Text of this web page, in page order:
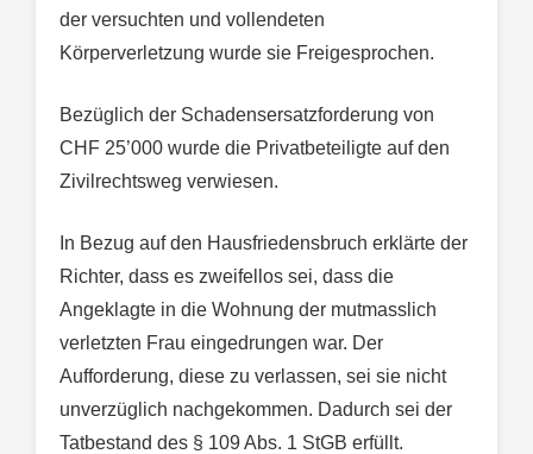
der versuchten und vollendeten
Körperverletzung wurde sie Freigesprochen.
Bezüglich der Schadensersatzforderung von
CHF 25’000 wurde die Privatbeteiligte auf den
Zivilrechtsweg verwiesen.
In Bezug auf den Hausfriedensbruch erklärte der
Richter, dass es zweifellos sei, dass die
Angeklagte in die Wohnung der mutmasslich
verletzten Frau eingedrungen war. Der
Aufforderung, diese zu verlassen, sei sie nicht
unverzüglich nachgekommen. Dadurch sei der
Tatbestand des § 109 Abs. 1 StGB erfüllt.